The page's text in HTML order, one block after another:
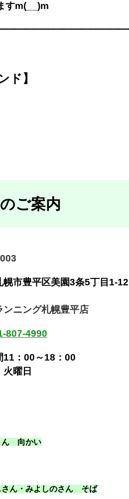
すm(__)m
ド】
ご案内
幌市豊平区美園3条5丁目1-12
ンニング札幌豊平店
807-4990
11：00～18：00
曜日
ん 向かい
さん・みよしのさん そば